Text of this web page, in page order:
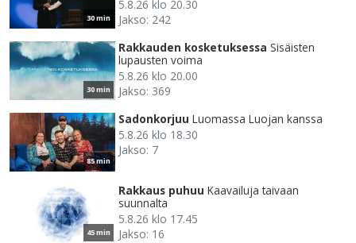
30 min
5.8.26 klo 20.30
Jakso: 242
30 min
Rakkauden kosketuksessa Sisäisten
lupausten voima
5.8.26 klo 20.00
Jakso: 369
85 min
Sadonkorjuu Luomassa Luojan kanssa
5.8.26 klo 18.30
Jakso: 7
45 min
Rakkaus puhuu Kaavailuja taivaan
suunnalta
5.8.26 klo 17.45
Jakso: 16